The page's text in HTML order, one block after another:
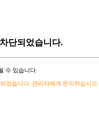
단되었습니다.
수 있습니다.
었습니다. 관리자에게 문의하십시오.